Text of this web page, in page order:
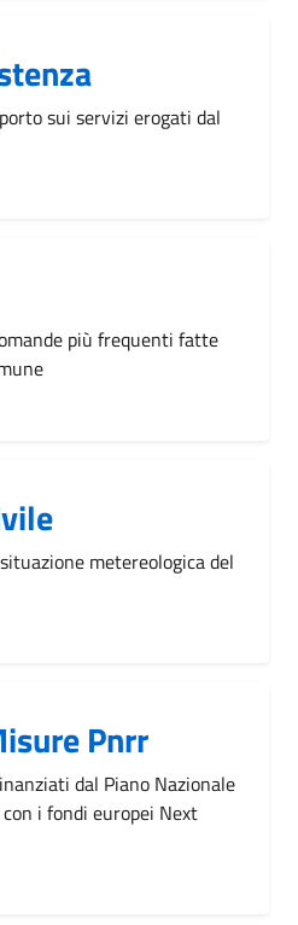
sui servizi erogati dal
più frequenti fatte
metereologica del
Pnrr
dal Piano Nazionale
i fondi europei Next